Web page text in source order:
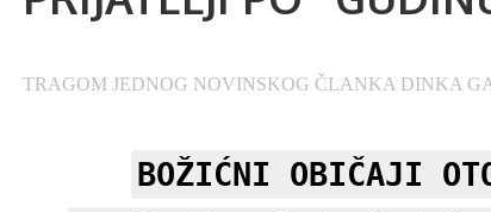
TRAGOM JEDNOG NOVINSKOG ČLANKA DINKA
BOŽIĆNI OBIČAJI